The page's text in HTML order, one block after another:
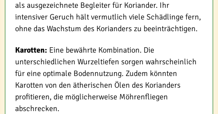
als ausgezeichnete Begleiter für Koriander. Ihr
intensiver Geruch hält vermutlich viele Schädlinge fern,
ohne das Wachstum des Korianders zu beeinträchtigen.
Karotten: Eine bewährte Kombination. Die
unterschiedlichen Wurzeltiefen sorgen wahrscheinlich
für eine optimale Bodennutzung. Zudem könnten
Karotten von den ätherischen Ölen des Korianders
profitieren, die möglicherweise Möhrenfliegen
abschrecken.